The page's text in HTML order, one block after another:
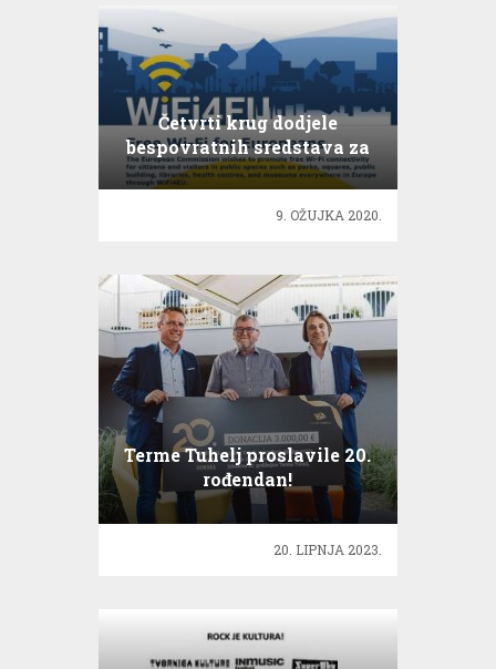
Četvrti krug dodjele
bespovratnih sredstava za
Wi-Fi infrastrukture
9. OŽUJKA 2020.
Terme Tuhelj proslavile 20.
rođendan!
20. LIPNJA 2023.